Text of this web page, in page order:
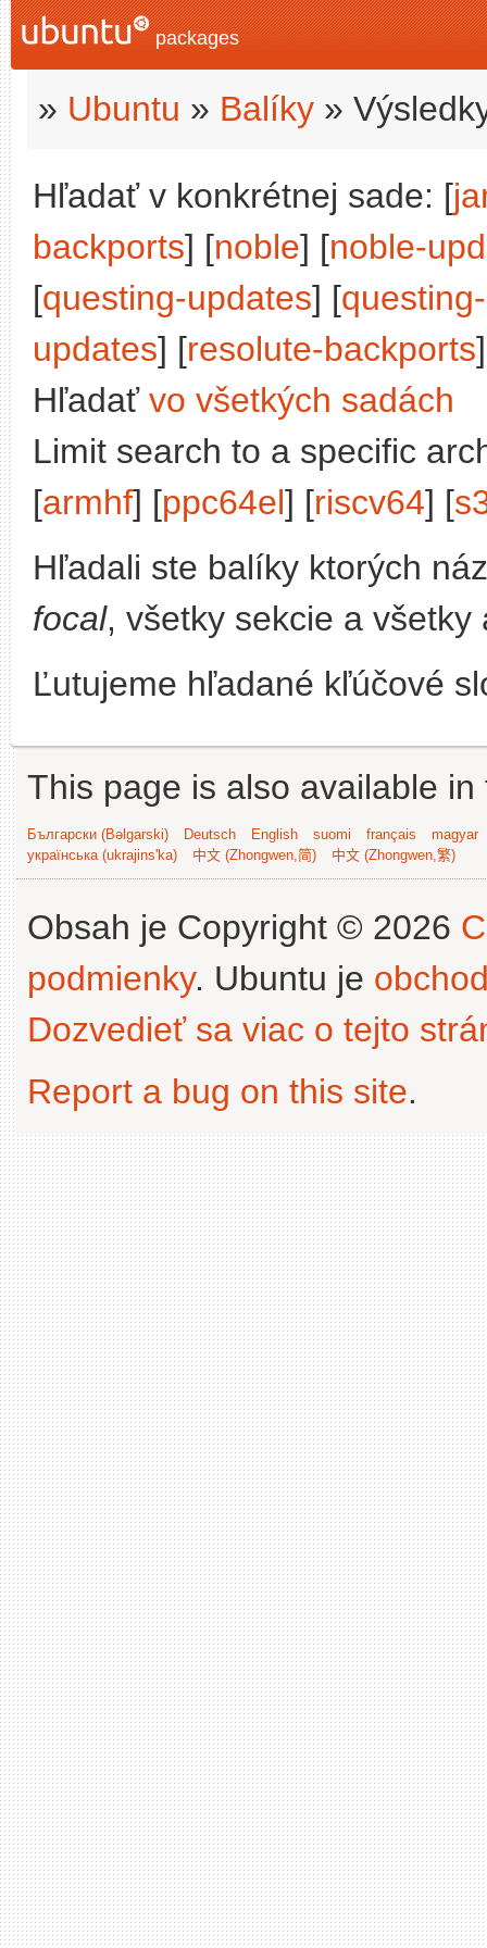
packages
» Ubuntu » Balíky »
Hľadať v konkrétnej sade: [
backports] [noble] [noble-
[questing-updates] [
updates] [resolute-backports
Hľadať vo všetkých sadách
Limit search to a specific
[armhf] [ppc64el] [riscv64] [
Hľadali ste balíky ktorých
focal, všetky sekcie a všetky
Ľutujeme hľadané kľúčové
This page is also available
Български (Bəlgarski) Deutsch English suomi français
magyar
українська (ukrajins'ka)
中文 (Zhongwen,简) 中文 (Zhongwen,繁)
Obsah je Copyright © 2026
podmienky. Ubuntu je
Dozvedieť sa viac o tejto
Report a bug on this site.